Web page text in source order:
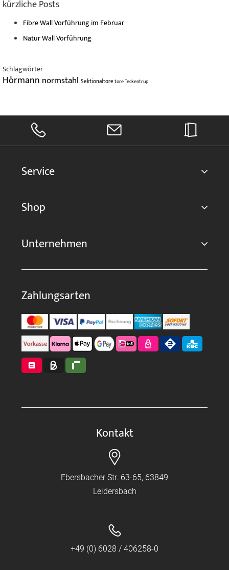
kürzliche Posts
Fibre Wall Vorführung im Februar
Natur Wall Vorführung
Schlagwörter
Hörmann normstahl SektionaltoretoreTeckentrup
Service
Shop
Unternehmen
Zahlungsarten
Kontakt
Ebersbacher Str. 63-65, 63849
Leidersbach
+49 (0) 6028 / 406258-0